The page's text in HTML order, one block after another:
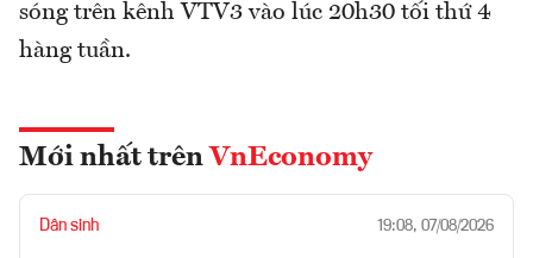
sóng trên kênh VTV3 vào lúc 20h30 tối thứ 4
hàng tuần.
Mới nhất trên VnEconomy
Dân sinh 19:08, 07/08/2026